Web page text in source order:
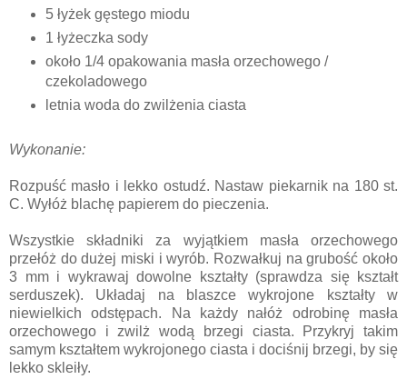
5 łyżek gęstego miodu
1 łyżeczka sody
około 1/4 opakowania masła orzechowego /
czekoladowego
letnia woda do zwilżenia ciasta
Wykonanie:
Rozpuść masło i lekko ostudź. Nastaw piekarnik na 180 st.
C. Wyłóż blachę papierem do pieczenia.
Wszystkie składniki za wyjątkiem masła orzechowego
przełóż do dużej miski i wyrób. Rozwałkuj na grubość około
3 mm i wykrawaj dowolne kształty (sprawdza się kształt
serduszek). Układaj na blaszce wykrojone kształty w
niewielkich odstępach. Na każdy nałóż odrobinę masła
orzechowego i zwilż wodą brzegi ciasta. Przykryj takim
samym kształtem wykrojonego ciasta i dociśnij brzegi, by się
lekko skleiły.